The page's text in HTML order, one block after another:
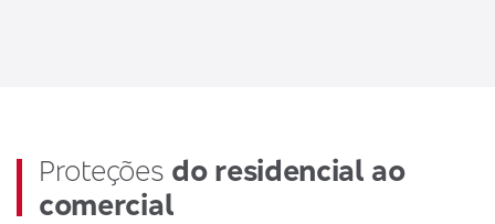
Proteções do residencial ao
comercial